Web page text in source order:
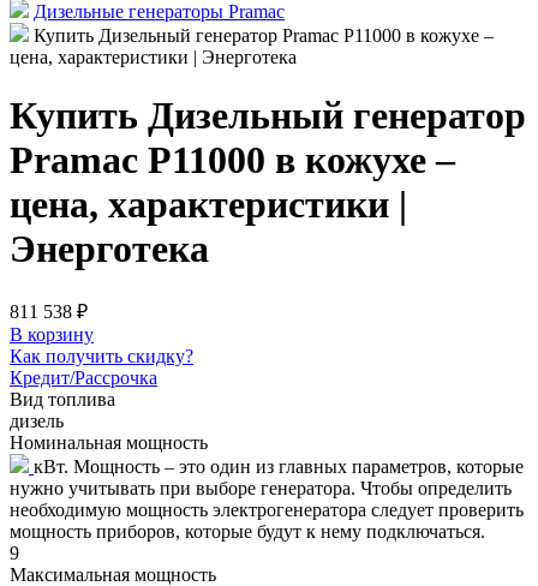
Дизельные генераторы Pramac
Купить Дизельный генератор Pramac P11000 в кожухе –
цена, характеристики | Энерготека
Купить Дизельный генератор
Pramac P11000 в кожухе –
цена, характеристики |
Энерготека
811 538 ₽
В корзину
Как получить скидку?
Кредит/Рассрочка
Вид топлива
дизель
Номинальная мощность
кВт. Мощность – это один из главных параметров, которые
нужно учитывать при выборе генератора. Чтобы определить
необходимую мощность электрогенератора следует проверить
мощность приборов, которые будут к нему подключаться.
9
Максимальная мощность